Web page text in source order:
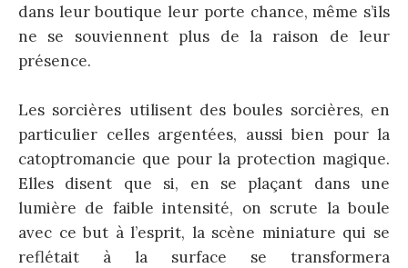
dans leur boutique leur porte chance, même s’ils
ne se souviennent plus de la raison de leur
présence.
Les sorcières utilisent des boules sorcières, en
particulier celles argentées, aussi bien pour la
catoptromancie que pour la protection magique.
Elles disent que si, en se plaçant dans une
lumière de faible intensité, on scrute la boule
avec ce but à l’esprit, la scène miniature qui se
reflétait à la surface se transformera